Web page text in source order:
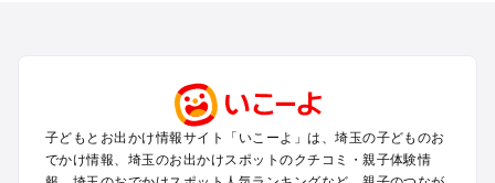
秩父・長瀞のプールお出かけ
川口・戸田・和光・朝霞のプールお出かけ
飯能・坂戸・東松山・日高のプールお出かけ
久喜・行田・加須・羽生のプールお出かけ
子どもとお出かけ情報サイト「いこーよ」は、埼玉の子どものお
でかけ情報、埼玉のお出かけスポットのクチコミ・親子体験情